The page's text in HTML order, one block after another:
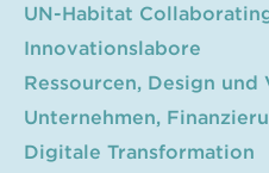
UN-Habitat
Innovationslabore
Ressourcen, Design
Unternehmen,
Digitale Transformation